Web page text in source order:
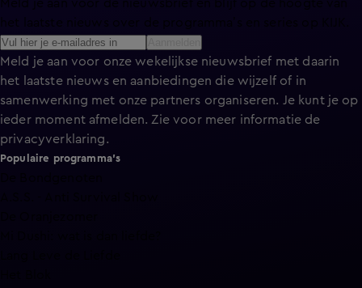
Meld je aan voor onze wekelijkse nieuwsbrief met daarin
het laatste nieuws en aanbiedingen die wijzelf of in
samenwerking met onze partners organiseren. Je kunt je op
ieder moment afmelden. Zie voor meer informatie de
privacyverklaring.
Populaire programma's